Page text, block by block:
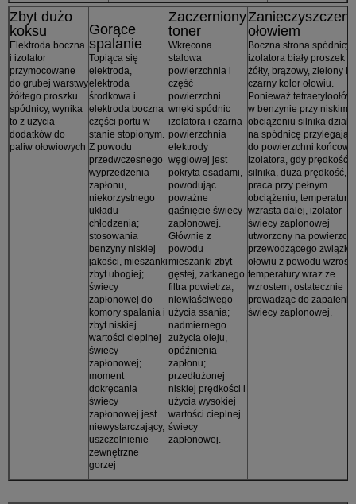
Zbyt dużo
koksu
Elektroda boczna
i izolator
przymocowane
do grubej warstwy
żółtego proszku
spódnicy, wynika
to z użycia
dodatków do
paliw ołowiowych
Gorące
spalanie
Topiąca się
elektroda,
elektroda
środkowa i
elektroda boczna
części portu w
stanie stopionym.
Z powodu
przedwczesnego
wyprzedzenia
zapłonu,
niekorzystnego
układu
chłodzenia;
stosowania
benzyny niskiej
jakości, mieszanki
zbyt ubogiej;
świecy
zapłonowej do
komory spalania i
zbyt niskiej
wartości cieplnej
świecy
zapłonowej;
moment
dokręcania
świecy
zapłonowej jest
niewystarczający,
uszczelnienie
zewnętrzne
gorzej
Zaczerniony
toner
Wkręcona
stalowa
powierzchnia i
część
powierzchni
wnęki spódnic
izolatora i czarna
powierzchnia
elektrody
węglowej jest
pokryta osadami,
powodując
poważne
gaśnięcie świecy
zapłonowej.
Głównie z
powodu
mieszanki zbyt
gęstej, zatkanego
filtra powietrza,
niewłaściwego
użycia ssania;
nadmiernego
zużycia oleju,
opóźnienia
zapłonu;
przedłużonej
niskiej prędkości i
użycia wysokiej
wartości cieplnej
świecy
zapłonowej.
ołowiem
Boczna strona spódnicy
izolatora biały proszek
żółty, brązowy, zielony i
czarny kolor ołowiu.
Ponieważ tetraetyloołów
w benzynie przy niskim
obciążeniu silnika działa
na spódnicę
do powierzchni
izolatora, gdy prędkość
silnika, duża prędkość,
praca przy pełnym
obciążeniu, temperatura
wzrasta dalej, izolator
świecy zapłonowej
utworzony na
przewodzącego związku
ołowiu z powodu wzrostu
temperatury wraz ze
wzrostem, ostatecznie
prowadząc do zapalenia
świecy zapłonowej.